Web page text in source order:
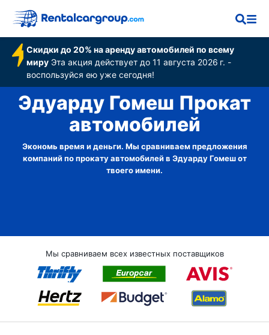
Скидки до 20% на аренду автомобилей по всему
мируЭта акция действует до 11 августа 2026 г. -
воспользуйся ею уже сегодня!
Эдуарду Гомеш Прокат
автомобилей
Экономь время и деньги. Мы сравниваем предложения
компаний по прокату автомобилей в Эдуарду Гомеш от
твоего имени.
Мы сравниваем всех известных поставщиков